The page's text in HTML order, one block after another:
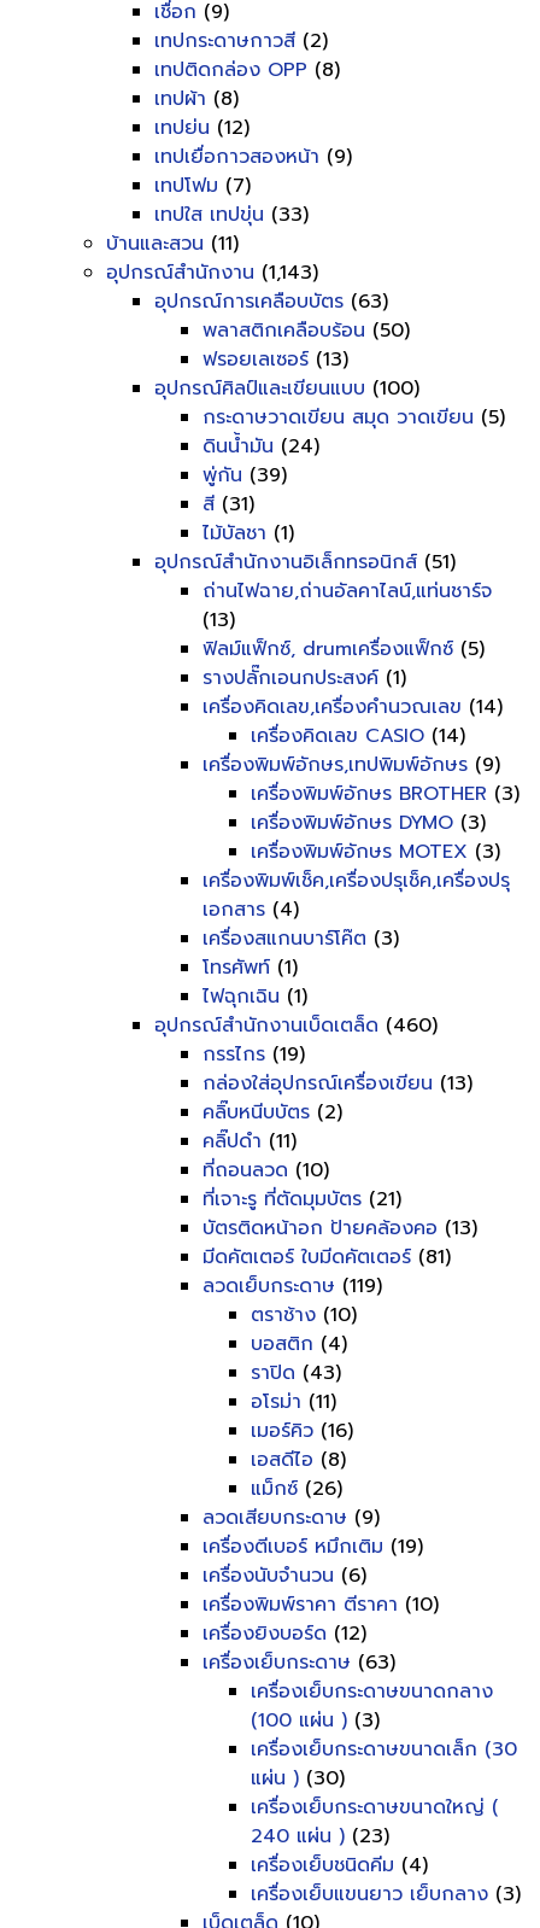
เชื่อก (9)
เทปกระดาษกาวสี (2)
เทปติดกล่อง OPP (8)
เทปผ้า (8)
เทปย่น (12)
เทปเยื่อกาวสองหน้า (9)
เทปโฟม (7)
เทปใส เทปขุ่น (33)
บ้านและสวน (11)
อุปกรณ์สำนักงาน (1,143)
อุปกรณ์การเคลือบบัตร (63)
พลาสติกเคลือบร้อน (50)
ฟรอยเลเซอร์ (13)
อุปกรณ์ศิลป์และเขียนแบบ (100)
กระดาษวาดเขียน สมุด วาดเขียน (5)
ดินน้ำมัน (24)
พู่กัน (39)
สี (31)
ไม้บัลชา (1)
อุปกรณ์สำนักงานอิเล็กทรอนิกส์ (51)
ถ่านไฟฉาย,ถ่านอัลคาไลน์,แท่นชาร์จ
(13)
ฟิลม์แฟ็กซ์, drumเครื่องแฟ็กซ์ (5)
รางปลั๊กเอนกประสงค์ (1)
เครื่องคิดเลข,เครื่องคำนวณเลข (14)
เครื่องคิดเลข CASIO (14)
เครื่องพิมพ์อักษร,เทปพิมพ์อักษร (9)
เครื่องพิมพ์อักษร BROTHER (3)
เครื่องพิมพ์อักษร DYMO (3)
เครื่องพิมพ์อักษร MOTEX (3)
เครื่องพิมพ์เช็ค,เครื่องปรุเช็ค,เครื่องปรุ
เอกสาร (4)
เครื่องสแกนบาร์โค๊ต (3)
โทรศัพท์ (1)
ไฟฉุกเฉิน (1)
อุปกรณ์สำนักงานเบ็ดเตล็ด (460)
กรรไกร (19)
กล่องใส่อุปกรณ์เครื่องเขียน (13)
คลิ๊บหนีบบัตร (2)
คลิ๊ปดำ (11)
ที่ถอนลวด (10)
ที่เจาะรู ที่ตัดมุมบัตร (21)
บัตรติดหน้าอก ป้ายคล้องคอ (13)
มีดคัตเตอร์ ใบมีดคัตเตอร์ (81)
ลวดเย็บกระดาษ (119)
ตราช้าง (10)
บอสติก (4)
ราปิด (43)
อโรม่า (11)
เมอร์คิว (16)
เอสดีไอ (8)
แม็กซ์ (26)
ลวดเสียบกระดาษ (9)
เครื่องตีเบอร์ หมึกเติม (19)
เครื่องนับจำนวน (6)
เครื่องพิมพ์ราคา ตีราคา (10)
เครื่องยิงบอร์ด (12)
เครื่องเย็บกระดาษ (63)
เครื่องเย็บกระดาษขนาดกลาง
(100 แผ่น ) (3)
เครื่องเย็บกระดาษขนาดเล็ก (30
แผ่น ) (30)
เครื่องเย็บกระดาษขนาดใหญ่ (
240 แผ่น ) (23)
เครื่องเย็บชนิดคีม (4)
เครื่องเย็บแขนยาว เย็บกลาง (3)